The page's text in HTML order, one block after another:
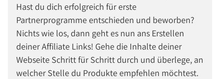
Hast du dich erfolgreich für erste
Partnerprogramme entschieden und beworben?
Nichts wie los, dann geht es nun ans Erstellen
deiner Affiliate Links! Gehe die Inhalte deiner
Webseite Schritt für Schritt durch und überlege, an
welcher Stelle du Produkte empfehlen möchtest.